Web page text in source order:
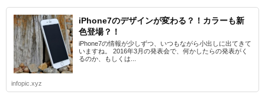
iPhone7のデザインが変わる？！カラーも新
色登場？！
iPhone7の情報が少しずつ、いつもながら小出しに出てきて
いますね。 2016年3月の発表会で、何かしたらの発表がく
るのか、もしくは...
infopic.xyz